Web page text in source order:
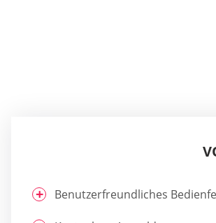
Benutzerfreundliches